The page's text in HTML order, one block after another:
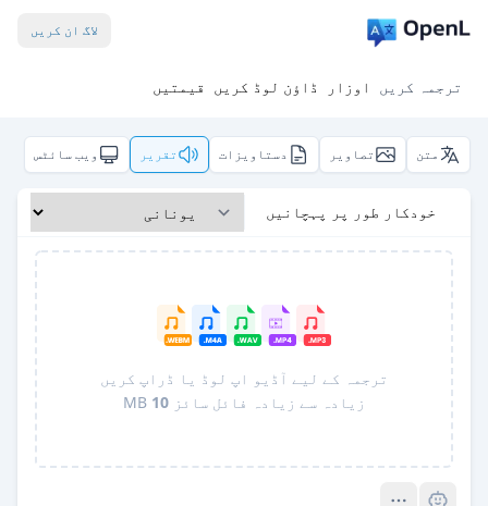
لاگ ان کریں
ترجمہ کریں اوزار ڈاؤن لوڈ کریں قیمتیں
متن تصاویر دستاویزات تقریر ویب سائٹس
خودکار طور پر پہچانیں
ترجمہ کے لیے آڈیو اپ لوڈ یا ڈراپ کریں
زیادہ سے زیادہ فائل سائز 10